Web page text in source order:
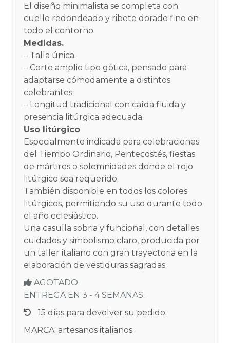
El diseño minimalista se completa con
cuello redondeado y ribete dorado fino en
todo el contorno.
Medidas.
– Talla única.
– Corte amplio tipo gótica, pensado para
adaptarse cómodamente a distintos
celebrantes.
– Longitud tradicional con caída fluida y
presencia litúrgica adecuada.
Uso litúrgico
Especialmente indicada para celebraciones
del Tiempo Ordinario, Pentecostés, fiestas
de mártires o solemnidades donde el rojo
litúrgico sea requerido.
También disponible en todos los colores
litúrgicos, permitiendo su uso durante todo
el año eclesiástico.
Una casulla sobria y funcional, con detalles
cuidados y simbolismo claro, producida por
un taller italiano con gran trayectoria en la
elaboración de vestiduras sagradas.
AGOTADO.
ENTREGA EN 3 - 4 SEMANAS.
15 días para devolver su pedido.
MARCA: artesanos italianos